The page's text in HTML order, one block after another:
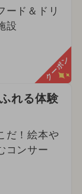
ド＆ドリ
設
クーポン
れる体験
だ！絵本や
コンサー